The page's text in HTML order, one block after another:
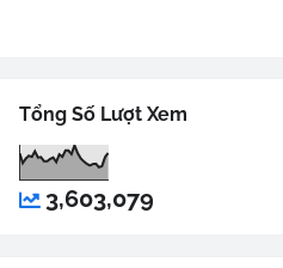
Tổng Số Lượt Xem
3,603,079